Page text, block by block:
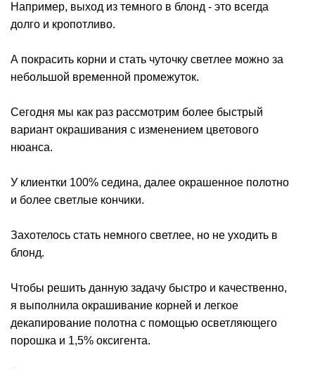
Например, выход из темного в блонд - это всегда
долго и кропотливо.
А покрасить корни и стать чуточку светлее можно за
небольшой временной промежуток.
Сегодня мы как раз рассмотрим более быстрый
вариант окрашивания с изменением цветового
нюанса.
У клиентки 100% седина, далее окрашенное полотно
и более светлые кончики.
Захотелось стать немного светлее, но не уходить в
блонд.
Чтобы решить данную задачу быстро и качественно,
я выполнила окрашивание корней и легкое
декапирование полотна с помощью осветляющего
порошка и 1,5% оксигента.